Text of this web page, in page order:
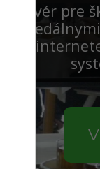
Softvér pre